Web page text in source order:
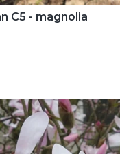
C5 - magnolia